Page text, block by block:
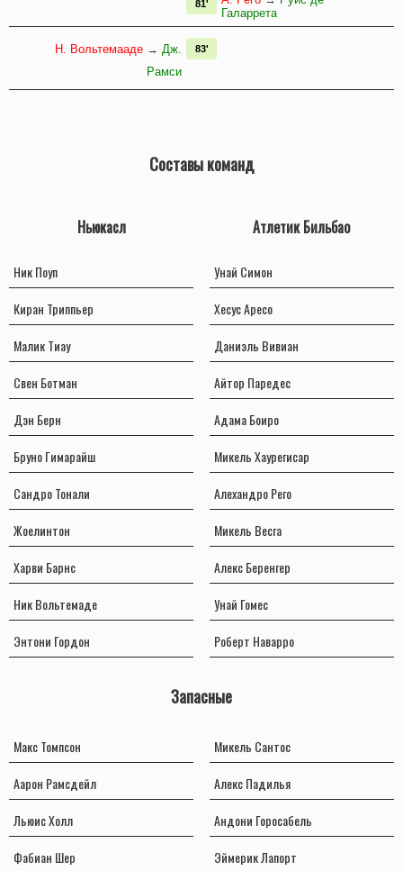
Галаррета
81'
Н. Вольтемааде → Дж.
Рамси
83'
Составы команд
Ньюкасл
Ник Поуп
Киран Триппьер
Малик Тиау
Свен Ботман
Дэн Берн
Бруно Гимарайш
Сандро Тонали
Жоелинтон
Харви Барнс
Ник Вольтемаде
Энтони Гордон
Атлетик Бильбао
Унай Симон
Хесус Аресо
Даниэль Вивиан
Айтор Паредес
Адама Боиро
Микель Хаурегисар
Алехандро Рего
Микель Весга
Алекс Беренгер
Унай Гомес
Роберт Наварро
Запасные
Макс Томпсон
Аарон Рамсдейл
Льюис Холл
Фабиан Шер
Микель Сантос
Алекс Падилья
Андони Горосабель
Эймерик Лапорт